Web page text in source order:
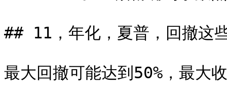
## 11，年化，夏普，回撤这
最大回撤可能达到50%，最大